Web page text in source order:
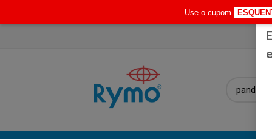
Use o cupom